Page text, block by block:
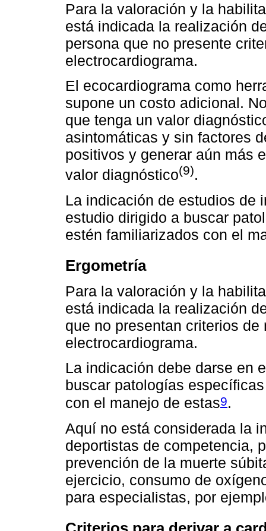
Para la valoración y la
está indicada la realización
persona que no presente
electrocardiograma.
El ecocardiograma como
supone un costo adicional.
que tenga un valor
asintomáticas y sin factores
positivos y generar aún más
valor diagnóstico(9).
La indicación de estudios de
estudio dirigido a buscar
estén familiarizados con el
Ergometría
Para la valoración y la
está indicada la realización
que no presentan criterios
electrocardiograma.
La indicación debe darse en
buscar patologías
con el manejo de estas9.
Aquí no está considerada la
deportistas de competencia,
prevención de la muerte
ejercicio, consumo de
para especialistas, por